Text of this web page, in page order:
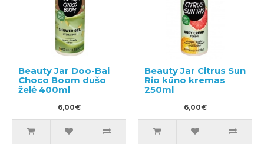
Beauty Jar Doo-Bai
Choco Boom dušo
želė 400ml
6,00€
Beauty Jar Citrus Sun
Rio kūno kremas
250ml
6,00€